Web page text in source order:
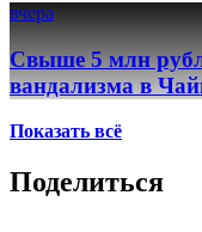
вчера
Свыше 5 млн
вандализма в
Показать всё
Поделиться